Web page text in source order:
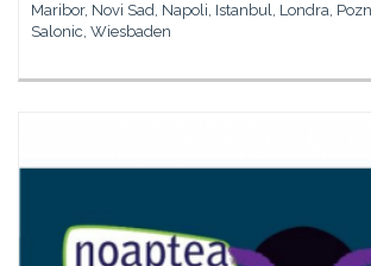
Maribor, Novi Sad, Napoli, Istanbul, Londra,
Salonic, Wiesbaden